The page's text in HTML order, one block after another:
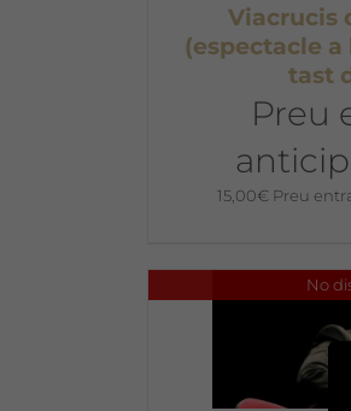
Viacrucis
(espectacle a
tast
Preu
15,00€ Preu
No